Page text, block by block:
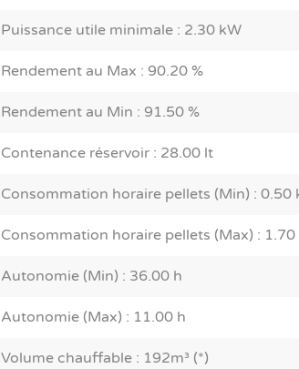
Puissance utile minimale : 2.30 kW
Rendement au Max : 90.20 %
Rendement au Min : 91.50 %
Contenance réservoir : 28.00 lt
Consommation horaire pellets (Min) : 0.50
Consommation horaire pellets (Max) :
Autonomie (Min) : 36.00 h
Autonomie (Max) : 11.00 h
Volume chauffable : 192m³ (*)